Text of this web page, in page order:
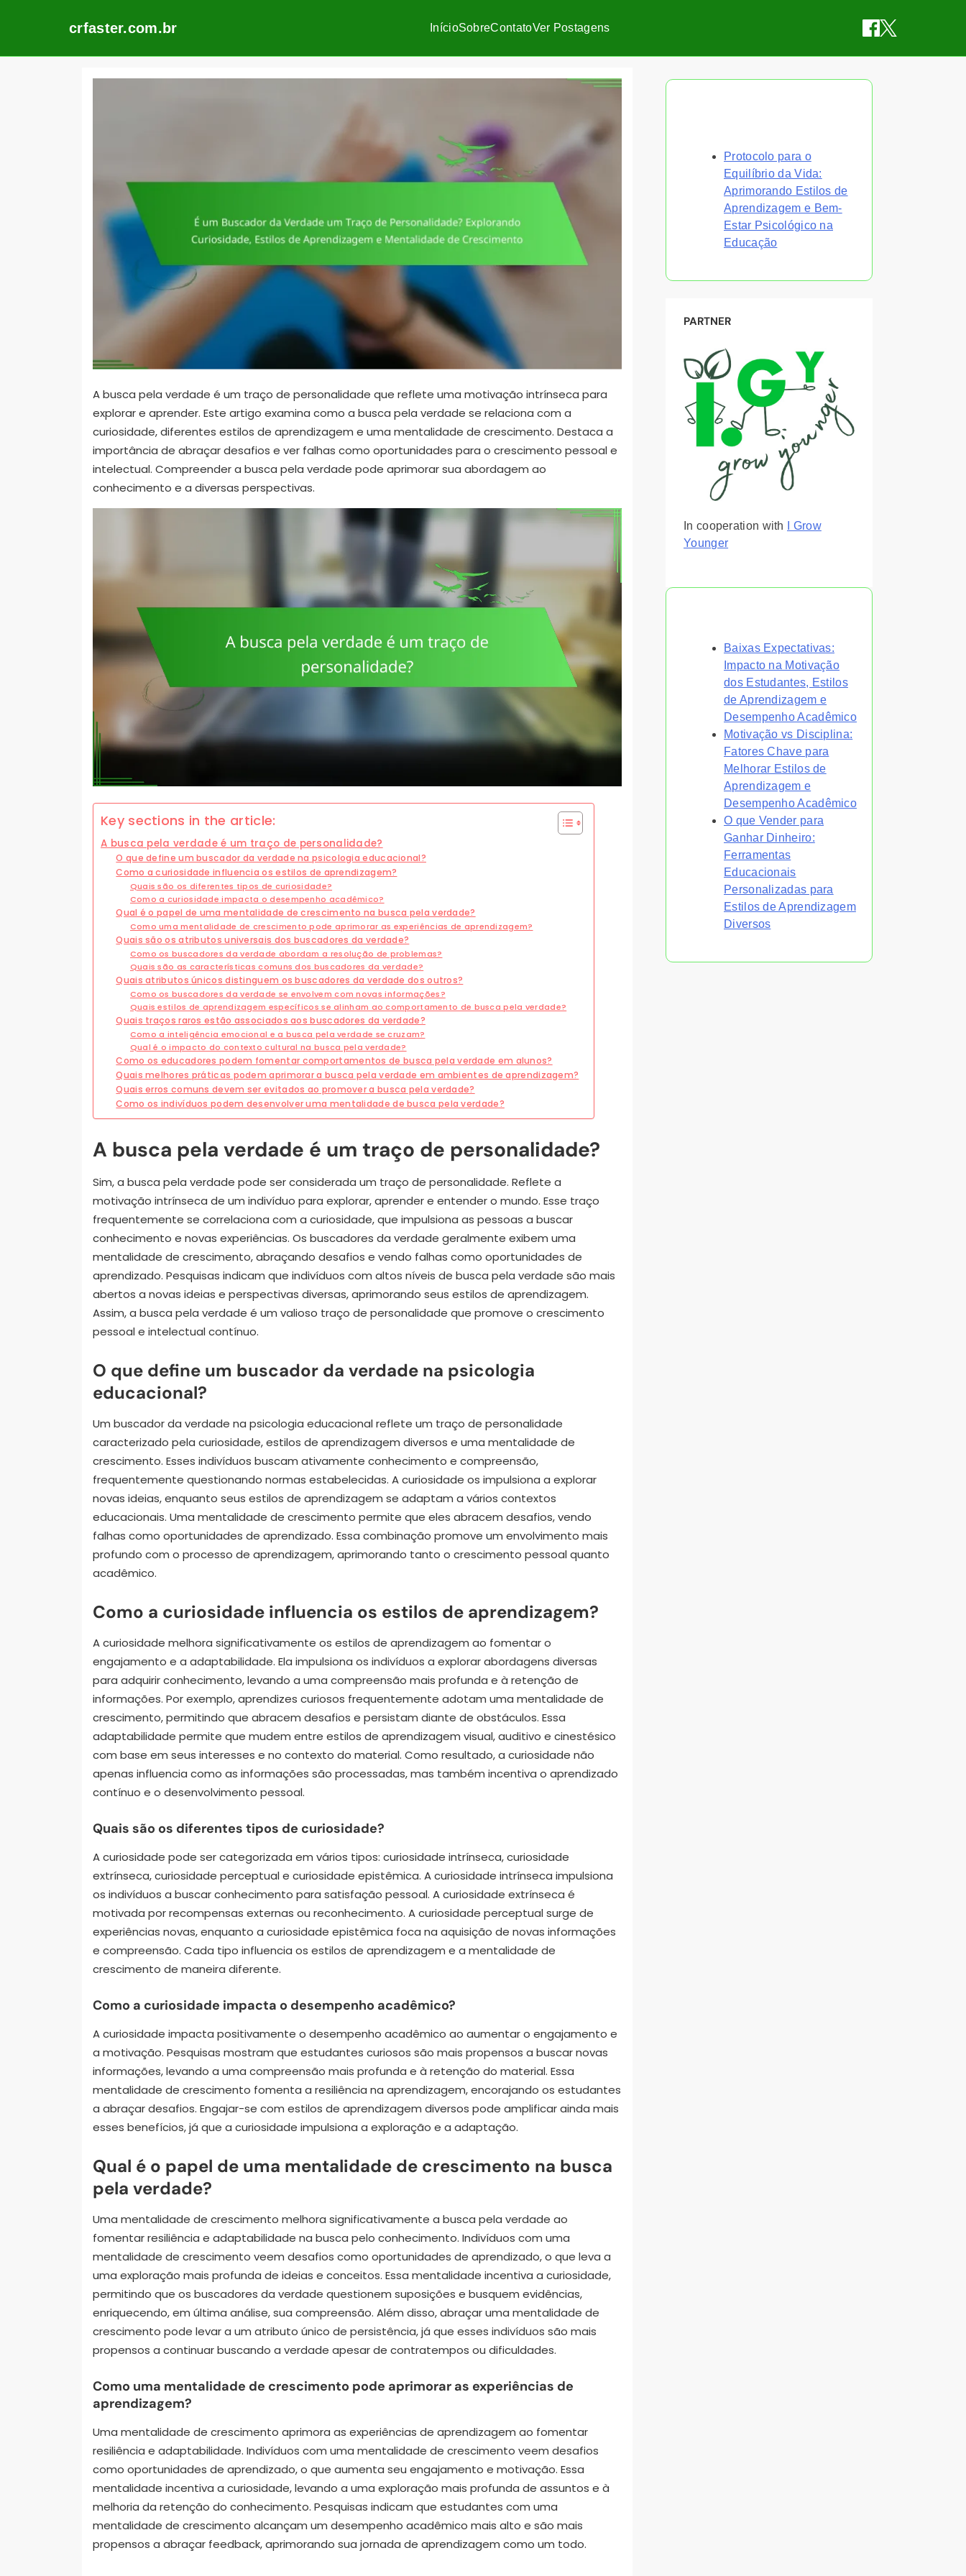
crfaster.com.br InícioSobreContatoVer Postagens
A busca pela verdade é um traço de personalidade que reflete uma motivação intrínseca para
explorar e aprender. Este artigo examina como a busca pela verdade se relaciona com a
curiosidade, diferentes estilos de aprendizagem e uma mentalidade de crescimento. Destaca a
importância de abraçar desafios e ver falhas como oportunidades para o crescimento pessoal e
intelectual. Compreender a busca pela verdade pode aprimorar sua abordagem ao
conhecimento e a diversas perspectivas.
Key sections in the article:
A busca pela verdade é um traço de personalidade?
O que define um buscador da verdade na psicologia educacional?
Como a curiosidade influencia os estilos de aprendizagem?
Quais são os diferentes tipos de curiosidade?
Como a curiosidade impacta o desempenho acadêmico?
Qual é o papel de uma mentalidade de crescimento na busca pela verdade?
Como uma mentalidade de crescimento pode aprimorar as experiências de aprendizagem?
Quais são os atributos universais dos buscadores da verdade?
Como os buscadores da verdade abordam a resolução de problemas?
Quais são as características comuns dos buscadores da verdade?
Quais atributos únicos distinguem os buscadores da verdade dos outros?
Como os buscadores da verdade se envolvem com novas informações?
Quais estilos de aprendizagem específicos se alinham ao comportamento de busca pela verdade?
Quais traços raros estão associados aos buscadores da verdade?
Como a inteligência emocional e a busca pela verdade se cruzam?
Qual é o impacto do contexto cultural na busca pela verdade?
Como os educadores podem fomentar comportamentos de busca pela verdade em alunos?
Quais melhores práticas podem aprimorar a busca pela verdade em ambientes de aprendizagem?
Quais erros comuns devem ser evitados ao promover a busca pela verdade?
Como os indivíduos podem desenvolver uma mentalidade de busca pela verdade?
A busca pela verdade é um traço de personalidade?
Sim, a busca pela verdade pode ser considerada um traço de personalidade. Reflete a
motivação intrínseca de um indivíduo para explorar, aprender e entender o mundo. Esse traço
frequentemente se correlaciona com a curiosidade, que impulsiona as pessoas a buscar
conhecimento e novas experiências. Os buscadores da verdade geralmente exibem uma
mentalidade de crescimento, abraçando desafios e vendo falhas como oportunidades de
aprendizado. Pesquisas indicam que indivíduos com altos níveis de busca pela verdade são mais
abertos a novas ideias e perspectivas diversas, aprimorando seus estilos de aprendizagem.
Assim, a busca pela verdade é um valioso traço de personalidade que promove o crescimento
pessoal e intelectual contínuo.
O que define um buscador da verdade na psicologia
educacional?
Um buscador da verdade na psicologia educacional reflete um traço de personalidade
caracterizado pela curiosidade, estilos de aprendizagem diversos e uma mentalidade de
crescimento. Esses indivíduos buscam ativamente conhecimento e compreensão,
frequentemente questionando normas estabelecidas. A curiosidade os impulsiona a explorar
novas ideias, enquanto seus estilos de aprendizagem se adaptam a vários contextos
educacionais. Uma mentalidade de crescimento permite que eles abracem desafios, vendo
falhas como oportunidades de aprendizado. Essa combinação promove um envolvimento mais
profundo com o processo de aprendizagem, aprimorando tanto o crescimento pessoal quanto
acadêmico.
Como a curiosidade influencia os estilos de aprendizagem?
A curiosidade melhora significativamente os estilos de aprendizagem ao fomentar o
engajamento e a adaptabilidade. Ela impulsiona os indivíduos a explorar abordagens diversas
para adquirir conhecimento, levando a uma compreensão mais profunda e à retenção de
informações. Por exemplo, aprendizes curiosos frequentemente adotam uma mentalidade de
crescimento, permitindo que abracem desafios e persistam diante de obstáculos. Essa
adaptabilidade permite que mudem entre estilos de aprendizagem visual, auditivo e cinestésico
com base em seus interesses e no contexto do material. Como resultado, a curiosidade não
apenas influencia como as informações são processadas, mas também incentiva o aprendizado
contínuo e o desenvolvimento pessoal.
Quais são os diferentes tipos de curiosidade?
A curiosidade pode ser categorizada em vários tipos: curiosidade intrínseca, curiosidade
extrínseca, curiosidade perceptual e curiosidade epistêmica. A curiosidade intrínseca impulsiona
os indivíduos a buscar conhecimento para satisfação pessoal. A curiosidade extrínseca é
motivada por recompensas externas ou reconhecimento. A curiosidade perceptual surge de
experiências novas, enquanto a curiosidade epistêmica foca na aquisição de novas informações
e compreensão. Cada tipo influencia os estilos de aprendizagem e a mentalidade de
crescimento de maneira diferente.
Como a curiosidade impacta o desempenho acadêmico?
A curiosidade impacta positivamente o desempenho acadêmico ao aumentar o engajamento e
a motivação. Pesquisas mostram que estudantes curiosos são mais propensos a buscar novas
informações, levando a uma compreensão mais profunda e à retenção do material. Essa
mentalidade de crescimento fomenta a resiliência na aprendizagem, encorajando os estudantes
a abraçar desafios. Engajar-se com estilos de aprendizagem diversos pode amplificar ainda mais
esses benefícios, já que a curiosidade impulsiona a exploração e a adaptação.
Qual é o papel de uma mentalidade de crescimento na busca
pela verdade?
Uma mentalidade de crescimento melhora significativamente a busca pela verdade ao
fomentar resiliência e adaptabilidade na busca pelo conhecimento. Indivíduos com uma
mentalidade de crescimento veem desafios como oportunidades de aprendizado, o que leva a
uma exploração mais profunda de ideias e conceitos. Essa mentalidade incentiva a curiosidade,
permitindo que os buscadores da verdade questionem suposições e busquem evidências,
enriquecendo, em última análise, sua compreensão. Além disso, abraçar uma mentalidade de
crescimento pode levar a um atributo único de persistência, já que esses indivíduos são mais
propensos a continuar buscando a verdade apesar de contratempos ou dificuldades.
Como uma mentalidade de crescimento pode aprimorar as experiências de
aprendizagem?
Uma mentalidade de crescimento aprimora as experiências de aprendizagem ao fomentar
resiliência e adaptabilidade. Indivíduos com uma mentalidade de crescimento veem desafios
como oportunidades de aprendizado, o que aumenta seu engajamento e motivação. Essa
mentalidade incentiva a curiosidade, levando a uma exploração mais profunda de assuntos e à
melhoria da retenção do conhecimento. Pesquisas indicam que estudantes com uma
mentalidade de crescimento alcançam um desempenho acadêmico mais alto e são mais
propensos a abraçar feedback, aprimorando sua jornada de aprendizagem como um todo.
Protocolo para o
Equilíbrio da Vida:
Aprimorando Estilos de
Aprendizagem e Bem-
Estar Psicológico na
Educação
PARTNER
In cooperation with
I Grow
Younger
Baixas Expectativas:
Impacto na Motivação
dos Estudantes, Estilos
de Aprendizagem e
Desempenho Acadêmico
Motivação vs Disciplina:
Fatores Chave para
Melhorar Estilos de
Aprendizagem e
Desempenho Acadêmico
O que Vender para
Ganhar Dinheiro:
Ferramentas
Educacionais
Personalizadas para
Estilos de Aprendizagem
Diversos